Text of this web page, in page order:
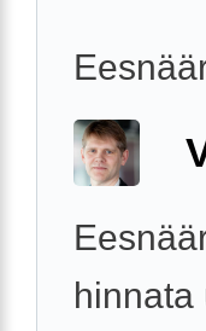
hinnata